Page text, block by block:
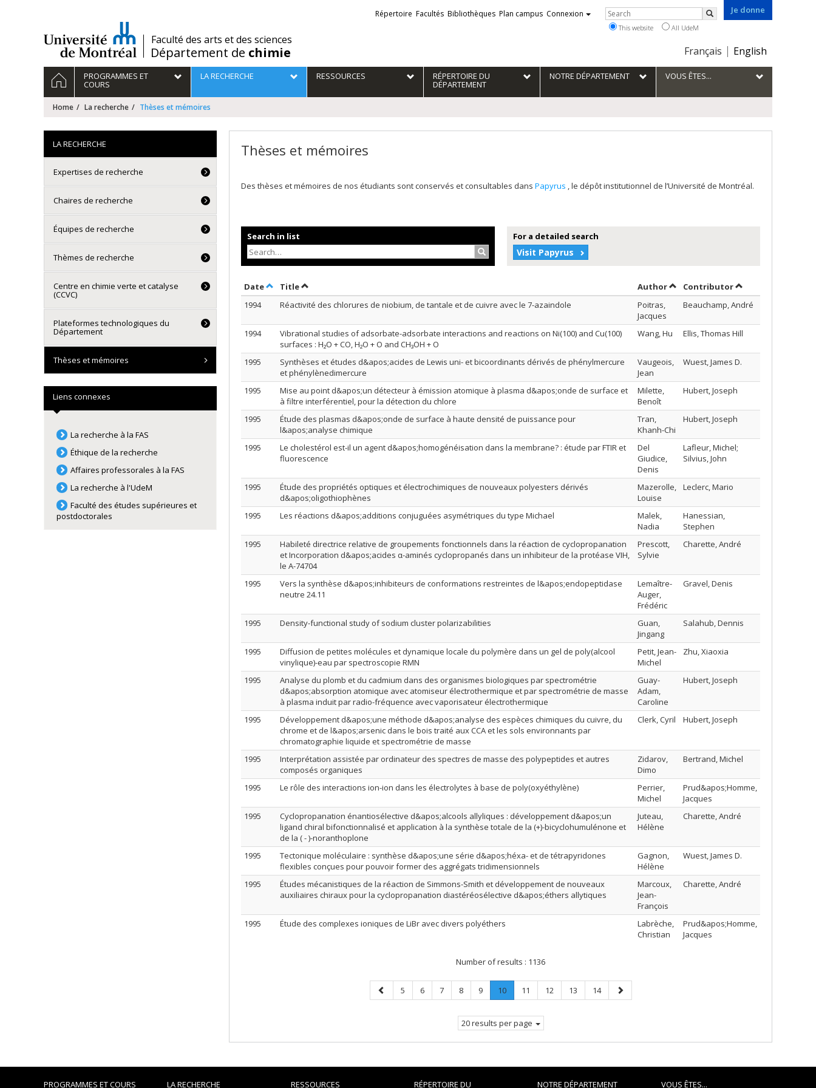
/Faculté des arts et des sciences
Département de chimie
Je donne
Choix
la
langue
Français English
Liens
externes
Répertoire Facultés Bibliothèques Plan campus Connexion Rechercher
Search
This website All UdeM
Navigation
principale
HOMEPROGRAMMES ET
COURS
LA RECHERCHE RESSOURCES RÉPERTOIRE DU
DÉPARTEMENT
NOTRE DÉPARTEMENT VOUS ÊTES...
Home La recherche Thèses et mémoires
Thèses et mémoires
Des thèses et mémoires de nos étudiants sont conservés et consultables dans Papyrus , le dépôt institutionnel de l’Université de Montréal.
Search in list
Search…
For a detailed search
Visit Papyrus
DateSort by date in descending order
TitleSort by title in descending order AuthorSort by author in descending order
Contributorby contributor in
1994
Réactivité des chlorures de niobium, de tantale et de cuivre avec le 7-azaindole
Poitras,
Jacques
Beauchamp, André
1994
Vibrational studies of adsorbate-adsorbate interactions and reactions on Ni(100) and Cu(100)
surfaces : H₂O + CO, H₂O + O and CH₃OH + O
Wang, Hu Ellis, Thomas Hill
1995
Synthèses et études d&apos;acides de Lewis uni- et bicoordinants dérivés de phénylmercure
et phénylènedimercure
Vaugeois,
Jean
Wuest, James D.
1995
Mise au point d&apos;un détecteur à émission atomique à plasma d&apos;onde de surface et
à filtre interférentiel, pour la détection du chlore
Milette,
Benoît
Hubert, Joseph
1995
Étude des plasmas d&apos;onde de surface à haute densité de puissance pour
l&apos;analyse chimique
Tran,
Khanh-Chi
Hubert, Joseph
1995
Le cholestérol est-il un agent d&apos;homogénéisation dans la membrane? : étude par FTIR et
fluorescence
Del
Giudice,
Denis
Lafleur, Michel;
Silvius, John
1995
Étude des propriétés optiques et électrochimiques de nouveaux polyesters dérivés
d&apos;oligothiophènes
Mazerolle,
Louise
Leclerc, Mario
1995 Les réactions d&apos;additions conjuguées asymétriques du type Michael
Malek,
Nadia
Hanessian,
Stephen
1995
Habileté directrice relative de groupements fonctionnels dans la réaction de cyclopropanation
et Incorporation d&apos;acides α-aminés cyclopropanés dans un inhibiteur de la protéase VIH,
le A-74704
Prescott,
Sylvie
Charette, André
1995
Vers la synthèse d&apos;inhibiteurs de conformations restreintes de l&apos;endopeptidase
neutre 24.11
Lemaître-
Auger,
Frédéric
Gravel, Denis
1995 Density-functional study of sodium cluster polarizabilities
Guan,
Jingang
Salahub, Dennis
1995
Diffusion de petites molécules et dynamique locale du polymère dans un gel de poly(alcool
vinylique)-eau par spectroscopie RMN
Petit, Jean-
Michel
Zhu, Xiaoxia
1995
Analyse du plomb et du cadmium dans des organismes biologiques par spectrométrie
d&apos;absorption atomique avec atomiseur électrothermique et par spectrométrie de masse
à plasma induit par radio-fréquence avec vaporisateur électrothermique
Guay-
Adam,
Caroline
Hubert, Joseph
1995
Développement d&apos;une méthode d&apos;analyse des espèces chimiques du cuivre, du
chrome et de l&apos;arsenic dans le bois traité aux CCA et les sols environnants par
chromatographie liquide et spectrométrie de masse
Clerk, Cyril Hubert, Joseph
1995
Interprétation assistée par ordinateur des spectres de masse des polypeptides et autres
composés organiques
Zidarov,
Dimo
Bertrand, Michel
1995 Le rôle des interactions ion-ion dans les électrolytes à base de poly(oxyéthylène)
Perrier,
Michel
Prud&apos;Homme,
Jacques
1995
Cyclopropanation énantiosélective d&apos;alcools allyliques : développement d&apos;un
ligand chiral bifonctionnalisé et application à la synthèse totale de la (+)-bicyclohumulénone et
de la ( - )-noranthoplone
Juteau,
Hélène
Charette, André
1995
Tectonique moléculaire : synthèse d&apos;une série d&apos;héxa- et de tétrapyridones
flexibles conçues pour pouvoir former des aggrégats tridimensionnels
Gagnon,
Hélène
Wuest, James D.
1995
Études mécanistiques de la réaction de Simmons-Smith et développement de nouveaux
auxiliaires chiraux pour la cyclopropanation diastéréosélective d&apos;éthers allytiques
Marcoux,
Jean-
François
Charette, André
1995 Étude des complexes ioniques de LiBr avec divers polyéthers
Labrèche,
Christian
Prud&apos;Homme,
Jacques
Number of results : 1136
Previous
page
Page
5 Page
6 Page
7 Page
8 Page
9 Page
10.
Current
Page
11 Page
12 Page
13 Page
14
Next
page
20 results per page
LA RECHERCHE
Expertises de recherche
Chaires de recherche
Équipes de recherche
Thèmes de recherche
Centre en chimie verte et catalyse
(CCVC)
Plateformes technologiques du
Département
Thèses et mémoires
Liens connexes
La recherche à la FAS
Éthique de la recherche
Affaires professorales à la FAS
La recherche à l'UdeM
Faculté des études supérieures et
postdoctorales
PROGRAMMES ET COURS LA RECHERCHE RESSOURCES RÉPERTOIRE DU NOTRE DÉPARTEMENT VOUS ÊTES...